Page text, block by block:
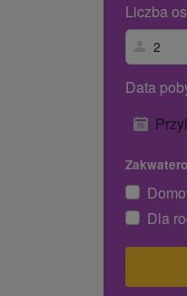
Liczba
Data
Dla